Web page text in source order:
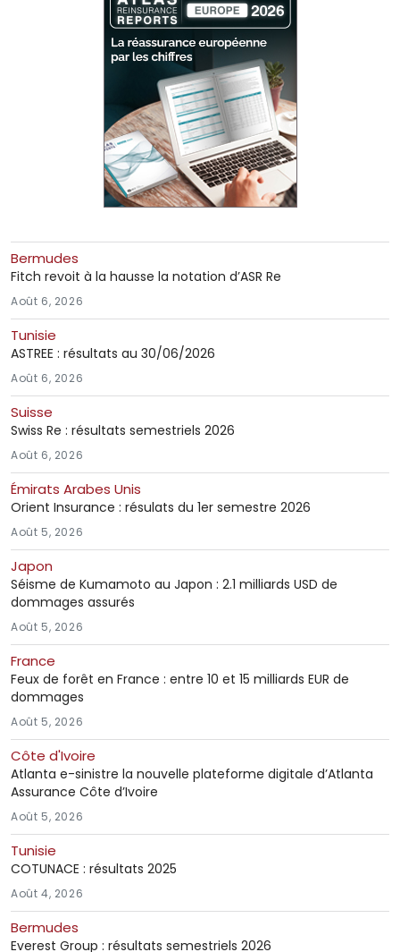
Bermudes
Fitch revoit à la hausse la notation d’ASR Re
Août 6, 2026
Tunisie
ASTREE : résultats au 30/06/2026
Août 6, 2026
Suisse
Swiss Re : résultats semestriels 2026
Août 6, 2026
Émirats Arabes Unis
Orient Insurance : résulats du 1er semestre 2026
Août 5, 2026
Japon
Séisme de Kumamoto au Japon : 2.1 milliards USD de
dommages assurés
Août 5, 2026
France
Feux de forêt en France : entre 10 et 15 milliards EUR de
dommages
Août 5, 2026
Côte d'Ivoire
Atlanta e-sinistre la nouvelle plateforme digitale d’Atlanta
Assurance Côte d’Ivoire
Août 5, 2026
Tunisie
COTUNACE : résultats 2025
Août 4, 2026
Bermudes
Everest Group : résultats semestriels 2026